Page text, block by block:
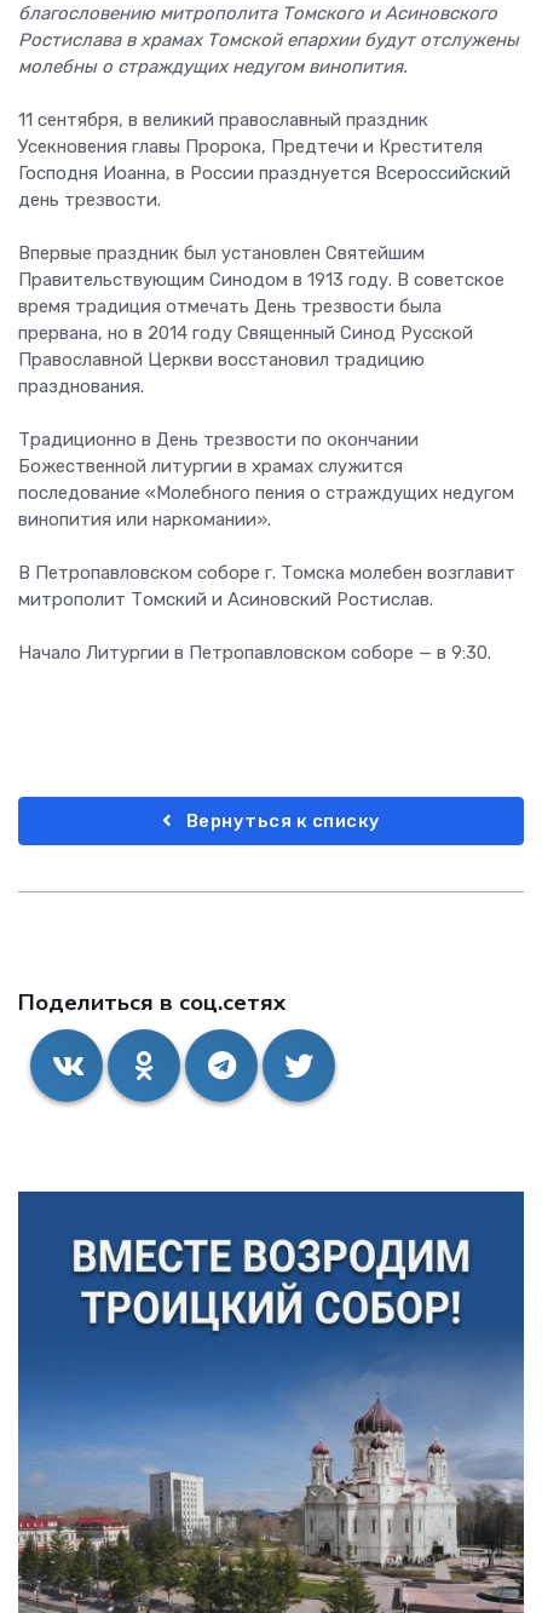
Поделиться в соц.сетях
благословению митрополита Томского и Асиновского
Ростислава в храмах Томской епархии будут отслужены
молебны о страждущих недугом винопития.
11 сентября, в великий православный праздник
Усекновения главы Пророка, Предтечи и Крестителя
Господня Иоанна, в России празднуется Всероссийский
день трезвости.
Впервые праздник был установлен Святейшим
Правительствующим Синодом в 1913 году. В советское
время традиция отмечать День трезвости была
прервана, но в 2014 году Священный Синод Русской
Православной Церкви восстановил традицию
празднования.
Традиционно в День трезвости по окончании
Божественной литургии в храмах служится
последование «Молебного пения о страждущих недугом
винопития или наркомании».
В Петропавловском соборе г. Томска молебен возглавит
митрополит Томский и Асиновский Ростислав.
Начало Литургии в Петропавловском соборе — в 9:30.
Вернуться к списку